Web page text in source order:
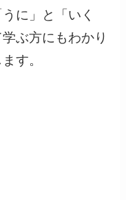
に」と「いく
ぶ方にもわかり
す。